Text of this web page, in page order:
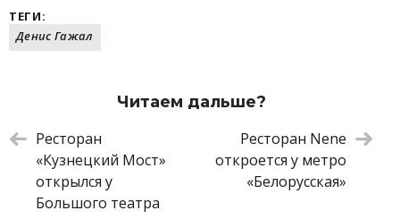
в ореховом соусе
Пицца «Пеперони»
Шашлык из стриплойна
Паста ригатони с креветками и
сливочным соусом
«Самые топовые ребра на районе»
810 ₽
Щечки говяжьи с пюре из картофеля
940 ₽
Яблочный тарт
450 ₽
Медовик
ТЕГИ:
Денис Гажал
Читаем дальше?
Ресторан
«Кузнецкий Мост»
открылся у
Большого театра
Ресторан Nene
откроется у метро
«Белорусская»